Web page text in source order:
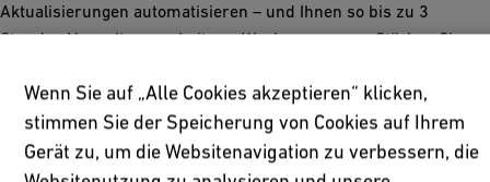
Aktualisierungen automatisieren – und Ihnen so bis zu 3
Stunden Verwaltungsarbeit pro Woche ersparen. Stärken Sie
Kundenanfragen und konzentrieren Sie sich auf das, was
echten Mehrwert schafft.
Wenn Sie auf „Alle Cookies akzeptieren“ klicken,
stimmen Sie der Speicherung von Cookies auf Ihrem
Gerät zu, um die Websitenavigation zu verbessern, die